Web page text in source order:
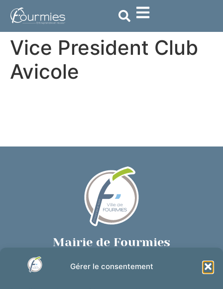
Gérer le consentement
principal
Vice President Club
Avicole
Mairie de Fourmies
03 27 59 69 79